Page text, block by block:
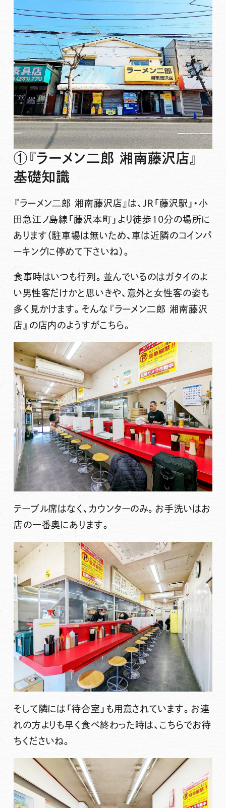
①『ラーメン二郎 湘南藤沢店』
基礎知識
『ラーメン二郎 湘南藤沢店』は、JR「藤沢駅」・小
田急江ノ島線「藤沢本町」より徒歩10分の場所に
あります（駐車場は無いため、車は近隣のコインパ
ーキングに停めて下さいね）。
食事時はいつも行列。並んでいるのはガタイのよ
い男性客だけかと思いきや、意外と女性客の姿も
多く見かけます。そんな『ラーメン二郎 湘南藤沢
店』の店内のようすがこちら。
テーブル席はなく、カウンターのみ。お手洗いはお
店の一番奥にあります。
そして 隣には「待合室」も用意されています。お連
れの方よりも早く食べ終わった時は、こちらでお待
ちくださいね。